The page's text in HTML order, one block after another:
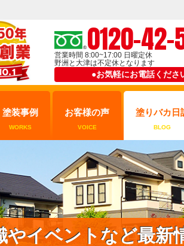
0120-
営業時間 8:00~17:00 日曜定休
野洲と大津は不定休とな
●お気軽にお電話くださ
塗装事例
WORKS
お客様の声
VOICE
塗りバカ日
BLOG
やイベントなど最新